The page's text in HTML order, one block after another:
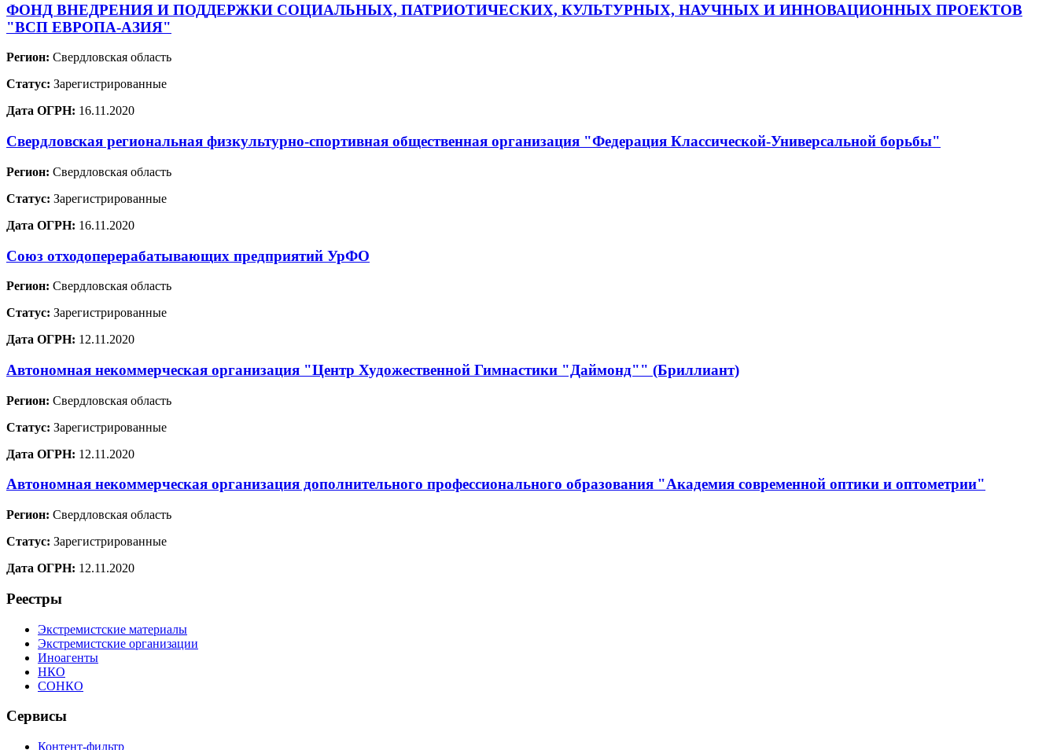
ФОНД ВНЕДРЕНИЯ И ПОДДЕРЖКИ СОЦИАЛЬНЫХ, ПАТРИОТИЧЕСКИХ, КУЛЬТУРНЫХ, НАУЧНЫХ И ИННОВАЦИОННЫХ ПРОЕКТОВ
"ВСП ЕВРОПА-АЗИЯ"
Регион: Свердловская область
Статус: Зарегистрированные
Дата ОГРН: 16.11.2020
Свердловская региональная физкультурно-спортивная общественная организация "Федерация Классической-Универсальной борьбы"
Регион: Свердловская область
Статус: Зарегистрированные
Дата ОГРН: 16.11.2020
Союз отходоперерабатывающих предприятий УрФО
Регион: Свердловская область
Статус: Зарегистрированные
Дата ОГРН: 12.11.2020
Автономная некоммерческая организация "Центр Художественной Гимнастики "Даймонд"" (Бриллиант)
Регион: Свердловская область
Статус: Зарегистрированные
Дата ОГРН: 12.11.2020
Автономная некоммерческая организация дополнительного профессионального образования "Академия современной оптики и оптометрии"
Регион: Свердловская область
Статус: Зарегистрированные
Дата ОГРН: 12.11.2020
Реестры
Экстремистские материалы
Экстремистские организации
Иноагенты
НКО
СОНКО
Сервисы
Контент-фильтр